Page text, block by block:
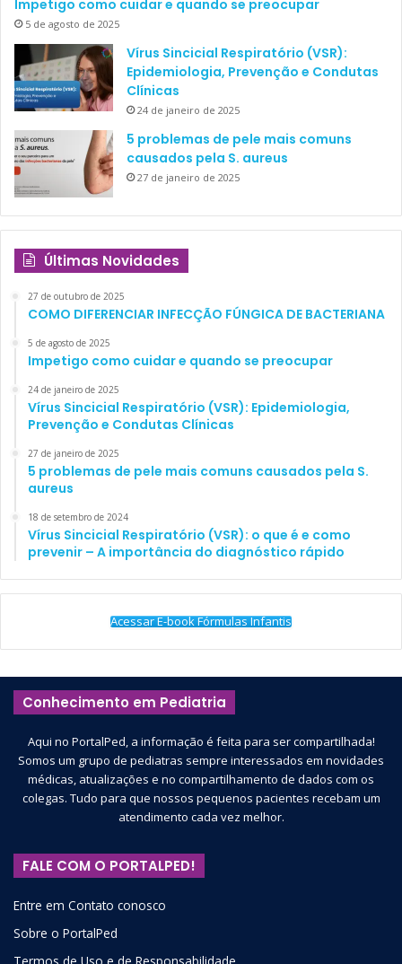
Impetigo como cuidar e quando se preocupar
5 de agosto de 2025
Vírus Sincicial Respiratório (VSR):
Epidemiologia, Prevenção e Condutas
Clínicas
24 de janeiro de 2025
5 problemas de pele mais comuns
causados pela S. aureus
27 de janeiro de 2025
Últimas Novidades
27 de outubro de 2025
COMO DIFERENCIAR INFECÇÃO FÚNGICA DE BACTERIANA
5 de agosto de 2025
Impetigo como cuidar e quando se preocupar
24 de janeiro de 2025
Vírus Sincicial Respiratório (VSR): Epidemiologia,
Prevenção e Condutas Clínicas
27 de janeiro de 2025
5 problemas de pele mais comuns causados pela S.
aureus
18 de setembro de 2024
Vírus Sincicial Respiratório (VSR): o que é e como
prevenir – A importância do diagnóstico rápido
Acessar E-book Fórmulas Infantis
Conhecimento em Pediatria
Aqui no PortalPed, a informação é feita para ser compartilhada!
Somos um grupo de pediatras sempre interessados em novidades
médicas, atualizações e no compartilhamento de dados com os
colegas. Tudo para que nossos pequenos pacientes recebam um
atendimento cada vez melhor.
FALE COM O PORTALPED!
Entre em Contato conosco
Sobre o PortalPed